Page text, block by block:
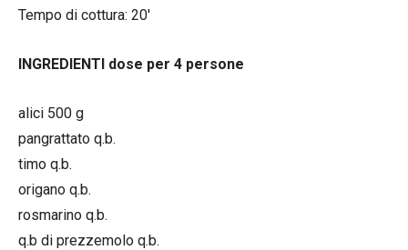
Tempo di cottura: 20′
INGREDIENTI dose per 4 persone
alici 500 g
pangrattato q.b.
timo q.b.
origano q.b.
rosmarino q.b.
q.b di prezzemolo q.b.